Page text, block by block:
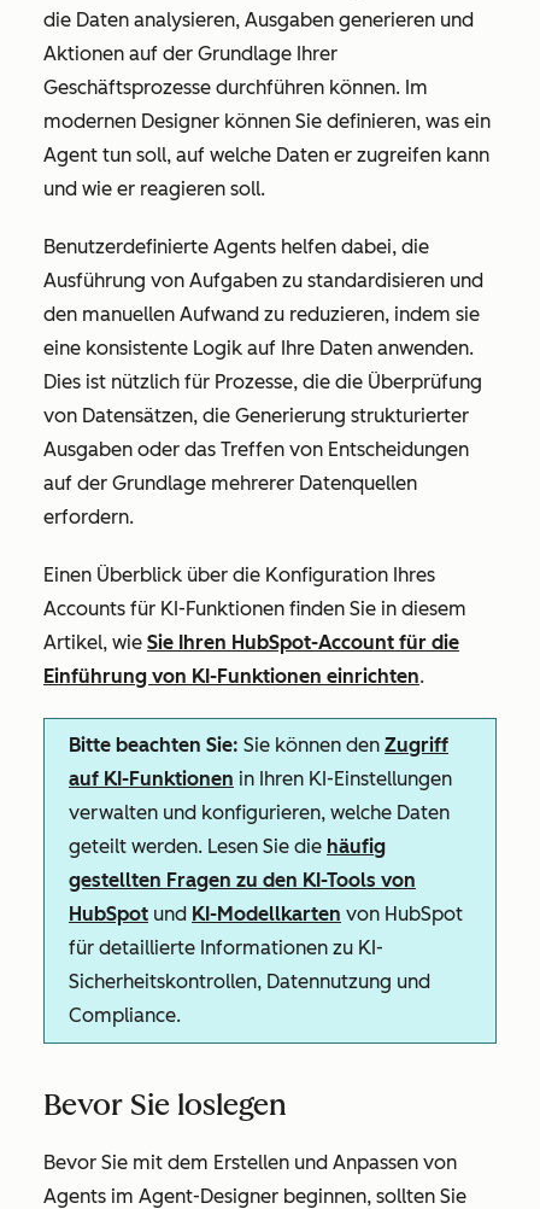
die Daten analysieren, Ausgaben generieren und
Aktionen auf der Grundlage Ihrer
Geschäftsprozesse durchführen können. Im
modernen Designer können Sie definieren, was ein
Agent tun soll, auf welche Daten er zugreifen kann
und wie er reagieren soll.
Benutzerdefinierte Agents helfen dabei, die
Ausführung von Aufgaben zu standardisieren und
den manuellen Aufwand zu reduzieren, indem sie
eine konsistente Logik auf Ihre Daten anwenden.
Dies ist nützlich für Prozesse, die die Überprüfung
von Datensätzen, die Generierung strukturierter
Ausgaben oder das Treffen von Entscheidungen
auf der Grundlage mehrerer Datenquellen
erfordern.
Einen Überblick über die Konfiguration Ihres
Accounts für KI-Funktionen finden Sie in diesem
Artikel, wie Sie Ihren HubSpot-Account für die
Einführung von KI-Funktionen einrichten.
Bitte beachten Sie: Sie können den Zugriff
auf KI-Funktionen in Ihren KI-Einstellungen
verwalten und konfigurieren, welche Daten
geteilt werden. Lesen Sie die häufig
gestellten Fragen zu den KI-Tools von
HubSpot und KI-Modellkarten von HubSpot
für detaillierte Informationen zu KI-
Sicherheitskontrollen, Datennutzung und
Compliance.
Bevor Sie loslegen
Bevor Sie mit dem Erstellen und Anpassen von
Agents im Agent-Designer beginnen, sollten Sie